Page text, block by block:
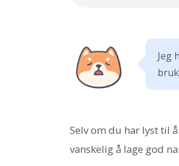
Jeg
Selv om du har lyst til
vanskelig å lage god